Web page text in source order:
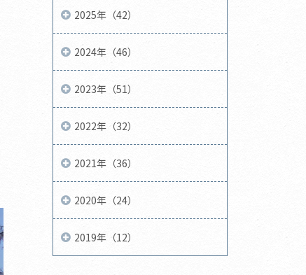
2025年（42）
2024年（46）
2023年（51）
2022年（32）
2021年（36）
2020年（24）
2019年（12）